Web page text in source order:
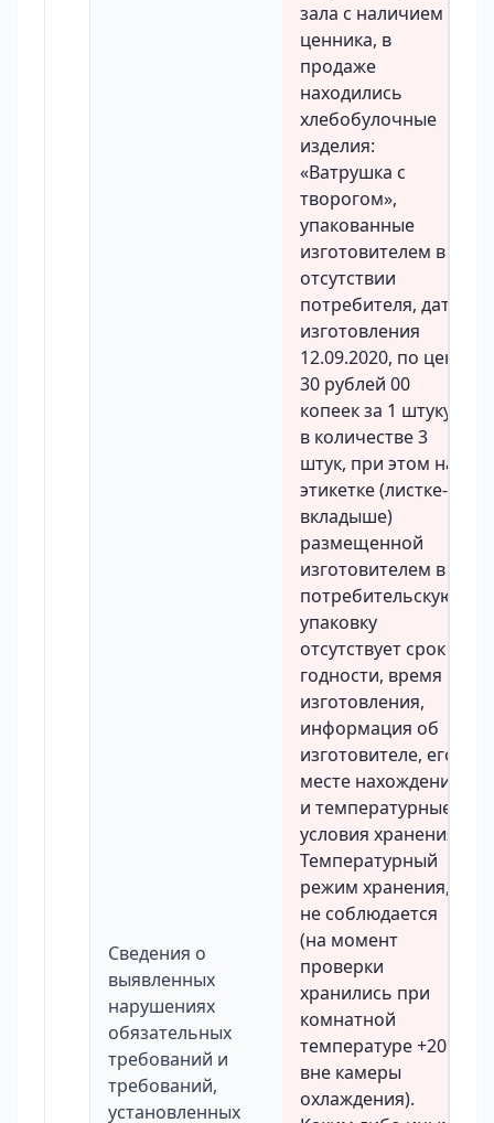
Сведения о
выявленных
нарушениях
обязательных
требований и
требований,
установленных
зала с наличием
ценника, в
продаже
находились
хлебобулочные
изделия:
«Ватрушка с
творогом»,
упакованные
изготовителем в
отсутствии
потребителя, дата
изготовления
12.09.2020, по цене
30 рублей 00
копеек за 1 штуку,
в количестве 3
штук, при этом на
этикетке (листке-
вкладыше)
размещенной
изготовителем в
потребительскую
упаковку
отсутствует срок
годности, время
изготовления,
информация об
изготовителе, его
месте нахождения
и температурные
условия хранения.
Температурный
режим хранения,
не соблюдается
(на момент
проверки
хранились при
комнатной
температуре +20 С,
вне камеры
охлаждения).